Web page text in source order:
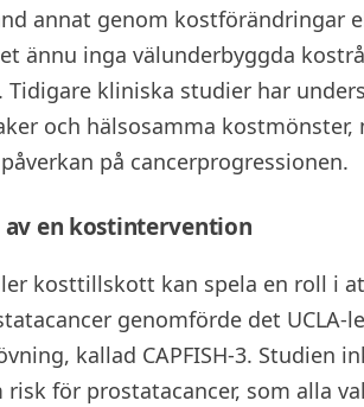
annat genom kostförändringar
ännu inga välunderbyggda
kliniska studier har
och hälsosamma kostmönster,
på cancerprogressionen.
av en kostintervention
kosttillskott kan spela en roll i
genomförde det UCLA-
kallad CAPFISH-3. Studien
för prostatacancer, som alla